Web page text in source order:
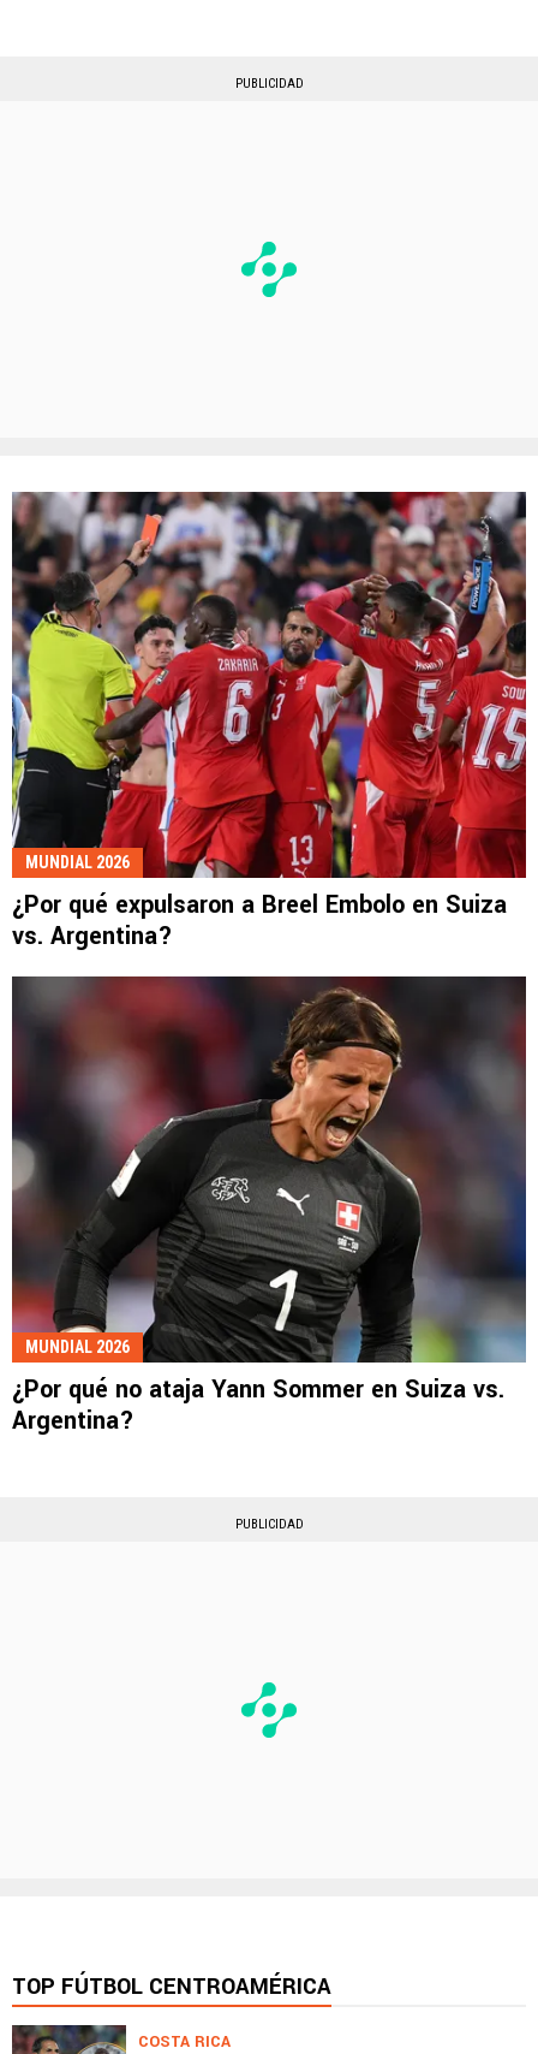
PUBLICIDAD
MUNDIAL 2026
¿Por qué expulsaron a Breel Embolo en Suiza
vs. Argentina?
MUNDIAL 2026
¿Por qué no ataja Yann Sommer en Suiza vs.
Argentina?
PUBLICIDAD
TOP FÚTBOL CENTROAMÉRICA
COSTA RICA